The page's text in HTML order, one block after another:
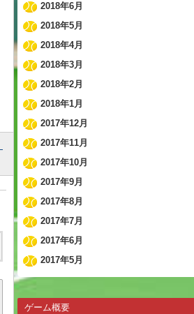
2018年6月
2018年5月
2018年4月
2018年3月
2018年2月
2018年1月
2017年12月
2017年11月
2017年10月
2017年9月
2017年8月
2017年7月
2017年6月
2017年5月
ゲーム概要